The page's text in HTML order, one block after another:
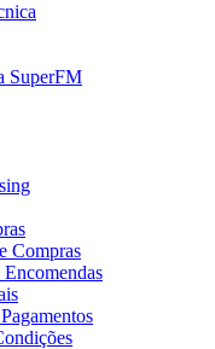
SuperFM
Compras